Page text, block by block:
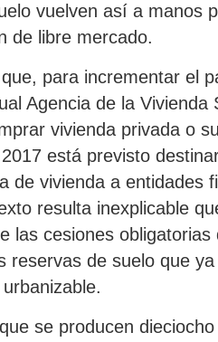
vuelven así a manos
de libre mercado.
para incrementar el
Agencia de la Vivienda
vivienda privada o
está previsto
de vivienda a entidades
resulta inexplicable
las cesiones
reservas de suelo que
se producen